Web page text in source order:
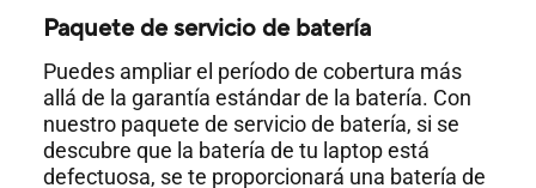
Paquete de servicio de batería
Puedes ampliar el período de cobertura más
allá de la garantía estándar de la batería. Con
nuestro paquete de servicio de batería, si se
descubre que la batería de tu laptop está
defectuosa, se te proporcionará una batería de